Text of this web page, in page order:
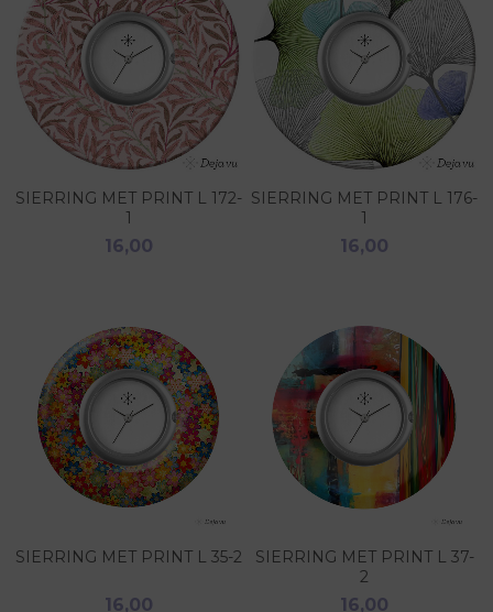
SIERRING MET PRINT L 172-
1
16,00
SIERRING MET PRINT L 176-
1
16,00
SIERRING MET PRINT L 35-2
16,00
SIERRING MET PRINT L 37-
2
16,00